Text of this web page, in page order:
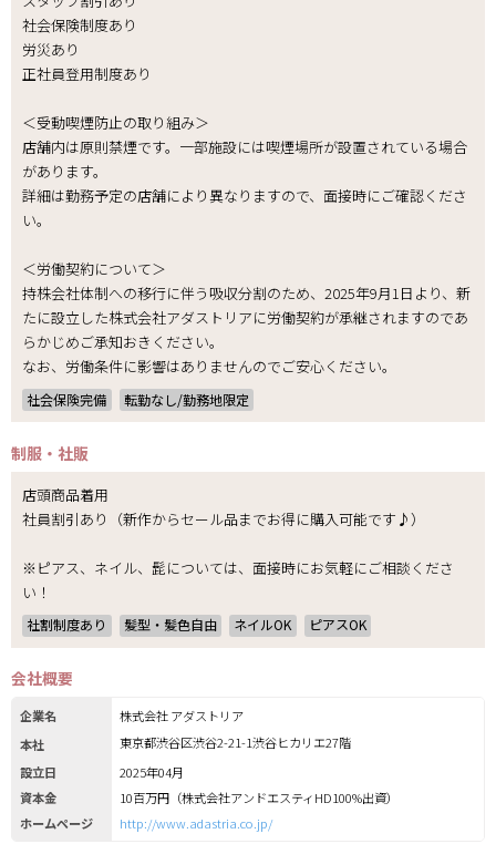
社会保険制度あり
労災あり
正社員登用制度あり
＜受動喫煙防止の取り組み＞
店舗内は原則禁煙です。一部施設には喫煙場所が設置されている場合
があります。
詳細は勤務予定の店舗により異なりますので、面接時にご確認くださ
い。
＜労働契約について＞
持株会社体制への移行に伴う吸収分割のため、2025年9月1日より、新
たに設立した株式会社アダストリアに労働契約が承継されますのであ
らかじめご承知おきください。
なお、労働条件に影響はありませんのでご安心ください。
社会保険完備 転勤なし/勤務地限定
制服・社販
店頭商品着用
社員割引あり（新作からセール品までお得に購入可能です♪）
※ピアス、ネイル、髭については、面接時にお気軽にご相談くださ
い！
社割制度あり 髪型・髪色自由 ネイルOK ピアスOK
会社概要
企業名
株式会社 アダストリア
本社
東京都渋谷区渋谷2-21-1渋谷ヒカリエ27階
設立日
2025年04月
資本金
10百万円（株式会社アンドエスティHD100%出資）
ホームページ
http://www.adastria.co.jp/